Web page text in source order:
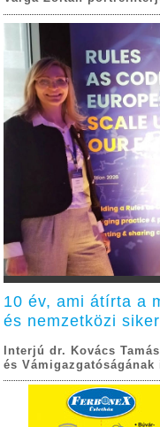
10 év, ami átírta a
és nemzetközi
Interjú dr. Kovács
és Vámigazgatóságának